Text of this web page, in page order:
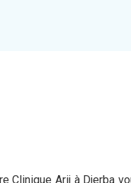
Clinique Arij à Djerba